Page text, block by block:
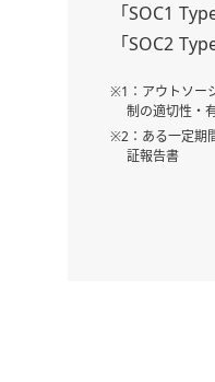
「SOC1
「SOC2
※1：アウトソー
制の適切性・
※2：ある一定期
証報告書